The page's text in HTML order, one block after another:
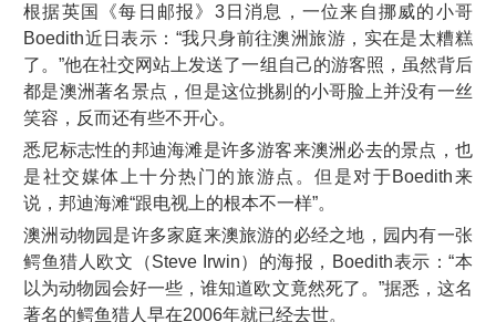
免责
隐私
根据英国《每日邮报》3日消息，一位来自挪威的小哥
Boedith近日表示：“我只身前往澳洲旅游，实在是太糟糕
了。”他在社交网站上发送了一组自己的游客照，虽然背后
都是澳洲著名景点，但是这位挑剔的小哥脸上并没有一丝
笑容，反而还有些不开心。
悉尼标志性的邦迪海滩是许多游客来澳洲必去的景点，也
是社交媒体上十分热门的旅游点。但是对于Boedith来
说，邦迪海滩“跟电视上的根本不一样”。
澳洲动物园是许多家庭来澳旅游的必经之地，园内有一张
鳄鱼猎人欧文（Steve Irwin）的海报，Boedith表示：“本
以为动物园会好一些，谁知道欧文竟然死了。”据悉，这名
著名的鳄鱼猎人早在2006年就已经去世。